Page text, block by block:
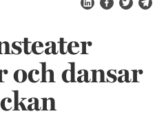
Dela på LinkedIn
Dela påDela på
och dansar